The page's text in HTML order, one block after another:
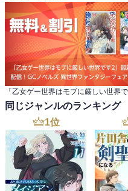
同じジャンルのランキング
1位